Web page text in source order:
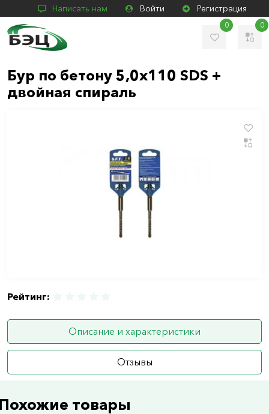
Написать нам Войти Регистрация
0 0
Бур по бетону 5,0х110 SDS +
двойная спираль
Рейтинг:
Описание и характеристики
Отзывы
товары